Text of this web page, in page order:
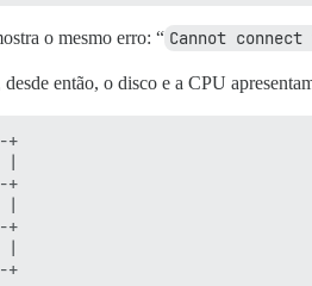
o mesmo erro: “ Cannot
então, o disco e a CPU
|
|
|